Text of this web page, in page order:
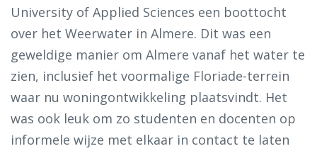
University of Applied Sciences een boottocht
over het Weerwater in Almere. Dit was een
geweldige manier om Almere vanaf het water te
zien, inclusief het voormalige Floriade-terrein
waar nu woningontwikkeling plaatsvindt. Het
was ook leuk om zo studenten en docenten op
informele wijze met elkaar in contact te laten